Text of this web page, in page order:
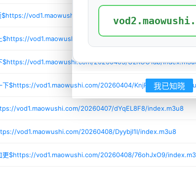
$https://vod1.maowushi.com/20260401/bWJadDfz/index.m3u8
$https://vod1.maowushi.com/20260402/9YR9QyTe/
$https://vod1.maowushi.com/20260403/UzROO1ab/
下$https://vod1.maowushi.com/20260404/KnjRRX9r/
vod1.maowushi.com/20260407/dYqEL8F8/index.m3u8
vod1.maowushi.com/20260408/DyybjI1I/index.m3u8
更$https://vod1.maowushi.com/20260408/76ohJxO9/
我已知晓